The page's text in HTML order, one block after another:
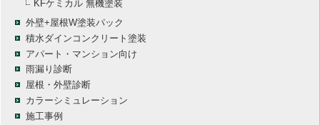
KFケミカル 無機塗装
外壁+屋根W塗装パック
積水ダインコンクリート塗装
アパート・マンション向け
雨漏り診断
屋根・外壁診断
カラーシミュレーション
施工事例